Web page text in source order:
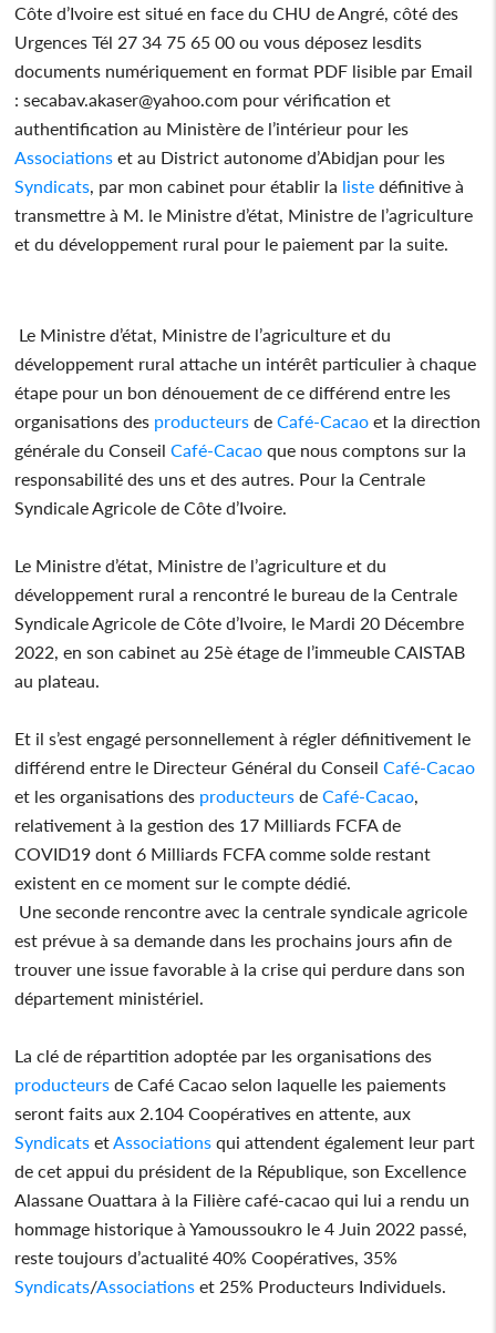
Côte d’Ivoire est situé en face du CHU de Angré, côté des
Urgences Tél 27 34 75 65 00 ou vous déposez lesdits
documents numériquement en format PDF lisible par Email
: secabav.akaser@yahoo.com pour vérification et
authentification au Ministère de l’intérieur pour les
Associations et au District autonome d’Abidjan pour les
Syndicats , par mon cabinet pour établir la liste définitive à
transmettre à M. le Ministre d’état, Ministre de l’agriculture
et du développement rural pour le paiement par la suite.
Le Ministre d’état, Ministre de l’agriculture et du
développement rural attache un intérêt particulier à chaque
étape pour un bon dénouement de ce différend entre les
organisations des producteurs deCafé-Cacao et la direction
générale du ConseilCafé-Cacao que nous comptons sur la
responsabilité des uns et des autres. Pour la Centrale
Syndicale Agricole de Côte d’Ivoire.
Le Ministre d’état, Ministre de l’agriculture et du
développement rural a rencontré le bureau de la Centrale
Syndicale Agricole de Côte d’Ivoire, le Mardi 20 Décembre
2022, en son cabinet au 25è étage de l’immeuble CAISTAB
au plateau.
Et il s’est engagé personnellement à régler définitivement le
différend entre le Directeur Général du ConseilCafé-Cacao
et les organisations des producteurs deCafé-Cacao
relativement à la gestion des 17 Milliards FCFA de
COVID19 dont 6 Milliards FCFA comme solde restant
existent en ce moment sur le compte dédié.
Une seconde rencontre avec la centrale syndicale agricole
est prévue à sa demande dans les prochains jours afin de
trouver une issue favorable à la crise qui perdure dans son
département ministériel.
La clé de répartition adoptée par les organisations des
producteurs de Café Cacao selon laquelle les paiements
seront faits aux 2.104 Coopératives en attente, aux
Syndicats et Associations qui attendent également leur part
de cet appui du président de la République, son Excellence
Alassane Ouattara à la Filière café-cacao qui lui a rendu un
hommage historique à Yamoussoukro le 4 Juin 2022 passé,
reste toujours d’actualité 40% Coopératives, 35%
Syndicats/Associations et 25% Producteurs Individuels.